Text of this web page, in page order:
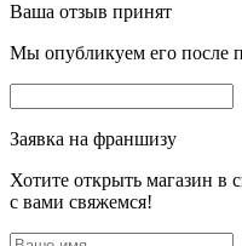
Ваша отзыв принят
Мы опубликуем его после
Заявка на франшизу
Хотите открыть магазин в
с вами свяжемся!